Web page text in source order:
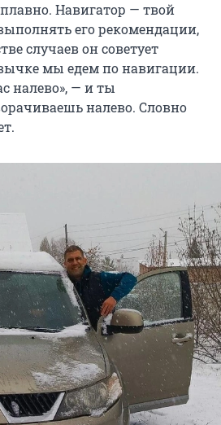
Навигатор — твой
его рекомендации,
случаев он советует
мы едем по навигации.
налево», — и ты
налево. Словно